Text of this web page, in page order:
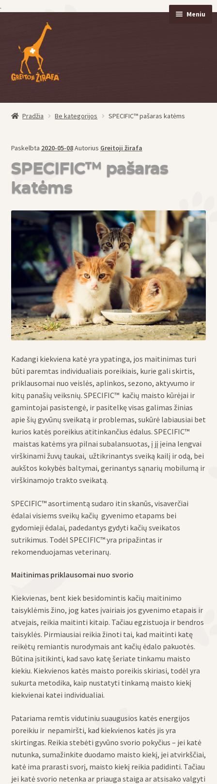
.
meniu
turinio
Meniu
Pradžia Be kategorijos SPECIFIC™ pašaras katėms
Paskelbta 2020-05-08Autorius Greitoji žirafa
SPECIFIC™ pašaras
katėms
Kadangi kiekviena katė yra ypatinga, jos maitinimas turi
būti paremtas individualiais poreikiais, kurie gali skirtis,
priklausomai nuo veislės, aplinkos, sezono, aktyvumo ir
kitų panašių veiksnių. SPECIFIC™ kačių maisto kūrėjai ir
gamintojai pasistengė, ir pasitelkę visas galimas žinias
apie šių gyvūnų sveikatą ir problemas, sukūrė labiausiai bet
kurios katės poreikius atitinkančius ėdalus. SPECIFIC™
maistas katėms yra pilnai subalansuotas, į jį įeina lengvai
virškinami žuvų taukai, užtikrinantys sveiką kailį ir odą, bei
aukštos kokybės baltymai, gerinantys sąnarių mobilumą ir
virškinamojo trakto sveikatą.
SPECIFIC™ asortimentą sudaro itin skanūs, visaverčiai
ėdalai visiems sveikų kačių gyvenimo etapams bei
gydomieji ėdalai, padedantys gydyti kačių sveikatos
sutrikimus. Todėl SPECIFIC™ yra pripažintas ir
rekomenduojamas veterinarų.
Maitinimas priklausomai nuo svorio
Kiekvienas, bent kiek besidomintis kačių maitinimo
taisyklėmis žino, jog kates įvairiais jos gyvenimo etapais ir
atvejais, reikia maitinti kitaip. Tačiau egzistuoja ir bendros
taisyklės. Pirmiausiai reikia žinoti tai, kad maitinti katę
reikėtų remiantis nurodymais ant kačių ėdalo pakuotės.
Būtina įsitikinti, kad savo katę šeriate tinkamu maisto
kiekiu. Kiekvienos katės maisto poreikis skiriasi, todėl yra
sukurta metodika, kaip nustatyti tinkamą maisto kiekį
kiekvienai katei individualiai.
Patariama remtis vidutiniu suaugusios katės energijos
poreikiu ir nepamiršti, kad kiekvienos katės jis yra
skirtingas. Reikia stebėti gyvūno svorio pokyčius – jei katė
nutunka, sumažinkite duodamo maisto kiekį, jei atvirkščiai,
katė ima prarasti svorį, maisto kiekį reikia padidinti. Tačiau
jei katė svorio netenka ar priauga staiga ar atsisako valgyti